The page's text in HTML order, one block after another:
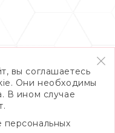
вы соглашаетесь
Они необходимы
В ином случае